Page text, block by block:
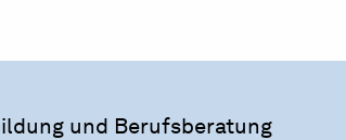
und Berufsberatung